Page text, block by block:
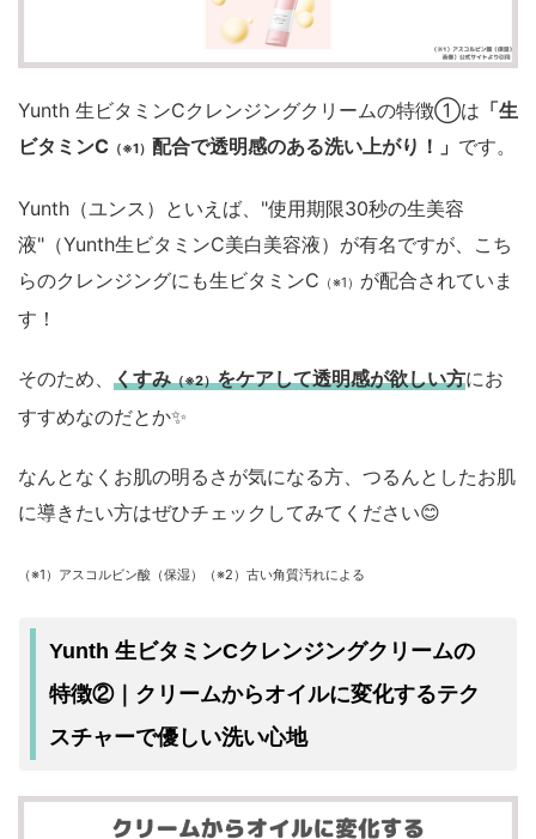
Yunth 生ビタミンCクレンジングクリームの特徴①は 「生
ビタミンC （※1） 配合で透明感のある洗い上がり！」 です。
Yunth（ユンス）といえば、"使用期限30秒の生美容
液"（Yunth生ビタミンC美白美容液）が有名ですが、こち
らのクレンジングにも生ビタミンC （※1） が配合されていま
す！
そのため、 くすみ（※2）をケアして透明感が欲しい方にお
すすめなのだとか✨
なんとなくお肌の明るさが気になる方、つるんとしたお肌
に導きたい方はぜひチェックしてみてください😊
（※1）アスコルビン酸（保湿）（※2）古い角質汚れによる
Yunth 生ビタミンCクレンジングクリームの
特徴②｜ クリームからオイルに変化するテク
スチャーで優しい洗い心地